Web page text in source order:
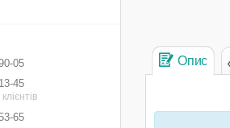
Опис
05
45
65